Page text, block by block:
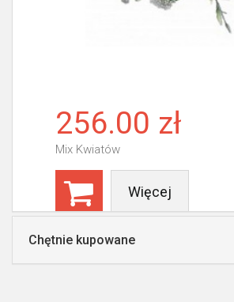
256.00 zł
Mix Kwiatów
Więcej
Chętnie kupowane